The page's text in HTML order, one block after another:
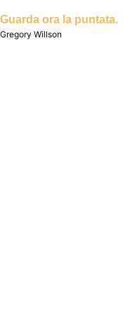
Guarda ora la puntata.
Gregory Willson